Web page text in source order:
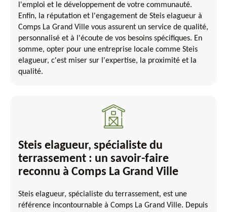
l'emploi et le développement de votre communauté.
Enfin, la réputation et l'engagement de Steis elagueur à
Comps La Grand Ville vous assurent un service de qualité,
personnalisé et à l'écoute de vos besoins spécifiques. En
somme, opter pour une entreprise locale comme Steis
elagueur, c'est miser sur l'expertise, la proximité et la
qualité.
Steis elagueur, spécialiste du
terrassement : un savoir-faire
reconnu à Comps La Grand Ville
Steis elagueur, spécialiste du terrassement, est une
référence incontournable à Comps La Grand Ville. Depuis